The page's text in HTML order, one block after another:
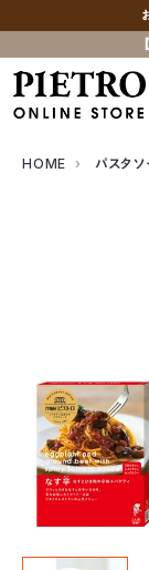
HOME › パスタソ